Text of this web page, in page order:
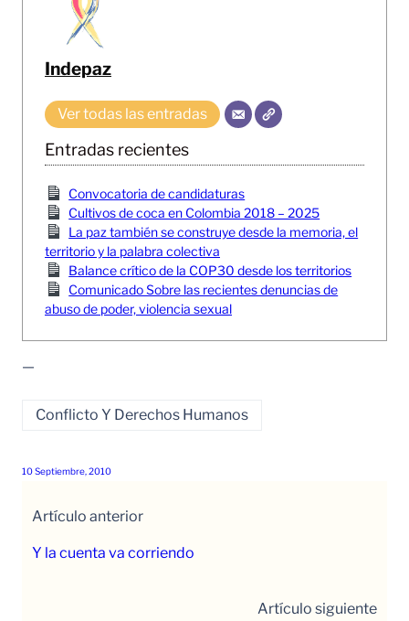
Indepaz
Ver todas las entradas
Entradas recientes
Convocatoria de candidaturas
Cultivos de coca en Colombia 2018 – 2025
La paz también se construye desde la memoria, el
territorio y la palabra colectiva
Balance crítico de la COP30 desde los territorios
Comunicado Sobre las recientes denuncias de
abuso de poder, violencia sexual
—
Conflicto Y Derechos Humanos
10 Septiembre, 2010
Artículo anterior
Y la cuenta va corriendo
Artículo siguiente